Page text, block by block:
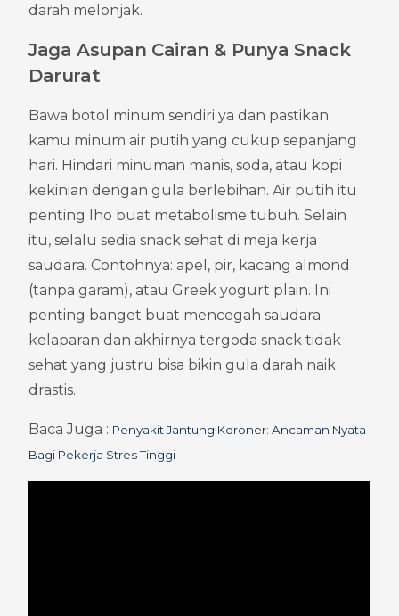
darah melonjak.
Jaga Asupan Cairan & Punya Snack
Darurat
Bawa botol minum sendiri ya dan pastikan
kamu minum air putih yang cukup sepanjang
hari. Hindari minuman manis, soda, atau kopi
kekinian dengan gula berlebihan. Air putih itu
penting lho buat metabolisme tubuh. Selain
itu, selalu sedia snack sehat di meja kerja
saudara. Contohnya: apel, pir, kacang almond
(tanpa garam), atau Greek yogurt plain. Ini
penting banget buat mencegah saudara
kelaparan dan akhirnya tergoda snack tidak
sehat yang justru bisa bikin gula darah naik
drastis.
Baca Juga : Penyakit Jantung Koroner: Ancaman Nyata
Bagi Pekerja Stres Tinggi